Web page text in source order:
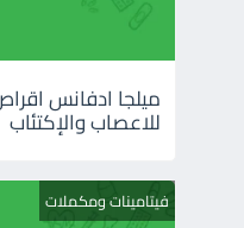
للاعصاب والإكتئاب
فيتامينات ومكملات